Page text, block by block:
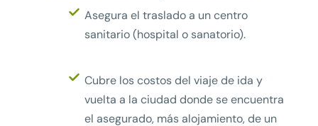
Asegura el traslado a un centro
sanitario (hospital o sanatorio).
Cubre los costos del viaje de ida y
vuelta a la ciudad donde se encuentra
el asegurado, más alojamiento, de un